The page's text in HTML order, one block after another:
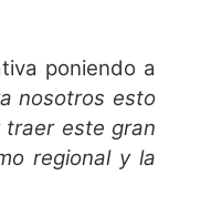
poniendo a
nosotros esto
traer este gran
regional y la